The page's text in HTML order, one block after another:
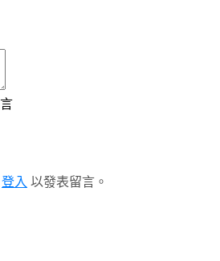
登入 以發表留言。